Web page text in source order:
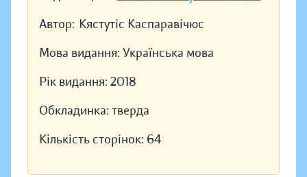
Автор: Кястутіс Каспаравічюс
Мова видання: Українська мова
Рік видання: 2018
Обкладинка: тверда
Кількість сторінок: 64